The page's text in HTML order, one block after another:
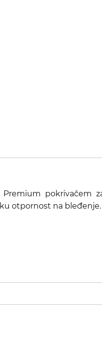
pokrivačem
otpornost na bleđenje.